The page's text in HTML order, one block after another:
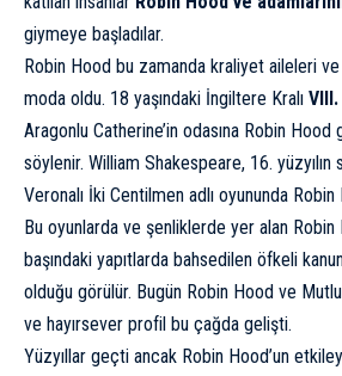
giymeye başladılar.
Robin Hood bu zamanda kraliyet aileleri ve
moda oldu. 18 yaşındaki İngiltere Kralı
Aragonlu Catherine’in odasına Robin
söylenir. William Shakespeare, 16. yüzyılın
Veronalı İki Centilmen adlı oyununda Robin
Bu oyunlarda ve şenliklerde yer alan Robin
başındaki yapıtlarda bahsedilen öfkeli
olduğu görülür. Bugün Robin Hood ve Mutlu
ve hayırsever profil bu çağda gelişti.
Yüzyıllar geçti ancak Robin Hood’un